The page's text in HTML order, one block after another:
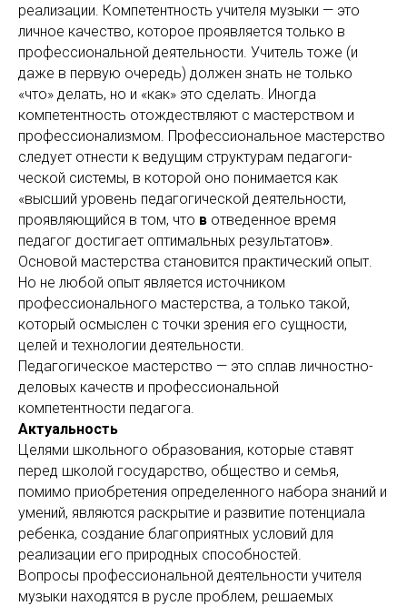
реализации. Компетентность учителя музыки — это
личное качество, которое проявляет­ся только в
профессиональной деятельности. Учитель тоже (и
даже в первую очередь) должен знать не только
«что» делать, но и «как» это сделать. Иногда
компетентность отождествляют с мастерством и
профессионализмом. Профессиональное мастерство
следует отнести к ведущим структурам педагоги­
ческой системы, в которой оно понимается как
«высший уровень педагогической деятельности,
проявляющийся в том, что в отведенное время
педагог достигает оптимальных результатов».
Основой мастерства становится практический опыт.
Но не любой опыт явля­ется источником
профессионального мастерства, а только такой,
который ос­мыслен с точки зрения его сущности,
целей и технологии деятельности.
Педаго­гическое мастерство — это сплав личностно-
деловых качеств и профессиональ­ной
компетентности педагога.
Актуальность
Целями школьного образования, которые ставят
перед школой государство, общество и семья,
помимо приобретения определенного набора знаний и
умений, являются раскрытие и развитие потенциала
ребенка, создание благоприятных условий для
реализации его природных способностей.
Вопросы профессиональной деятельности учителя
музыки находятся в русле проблем, решаемых